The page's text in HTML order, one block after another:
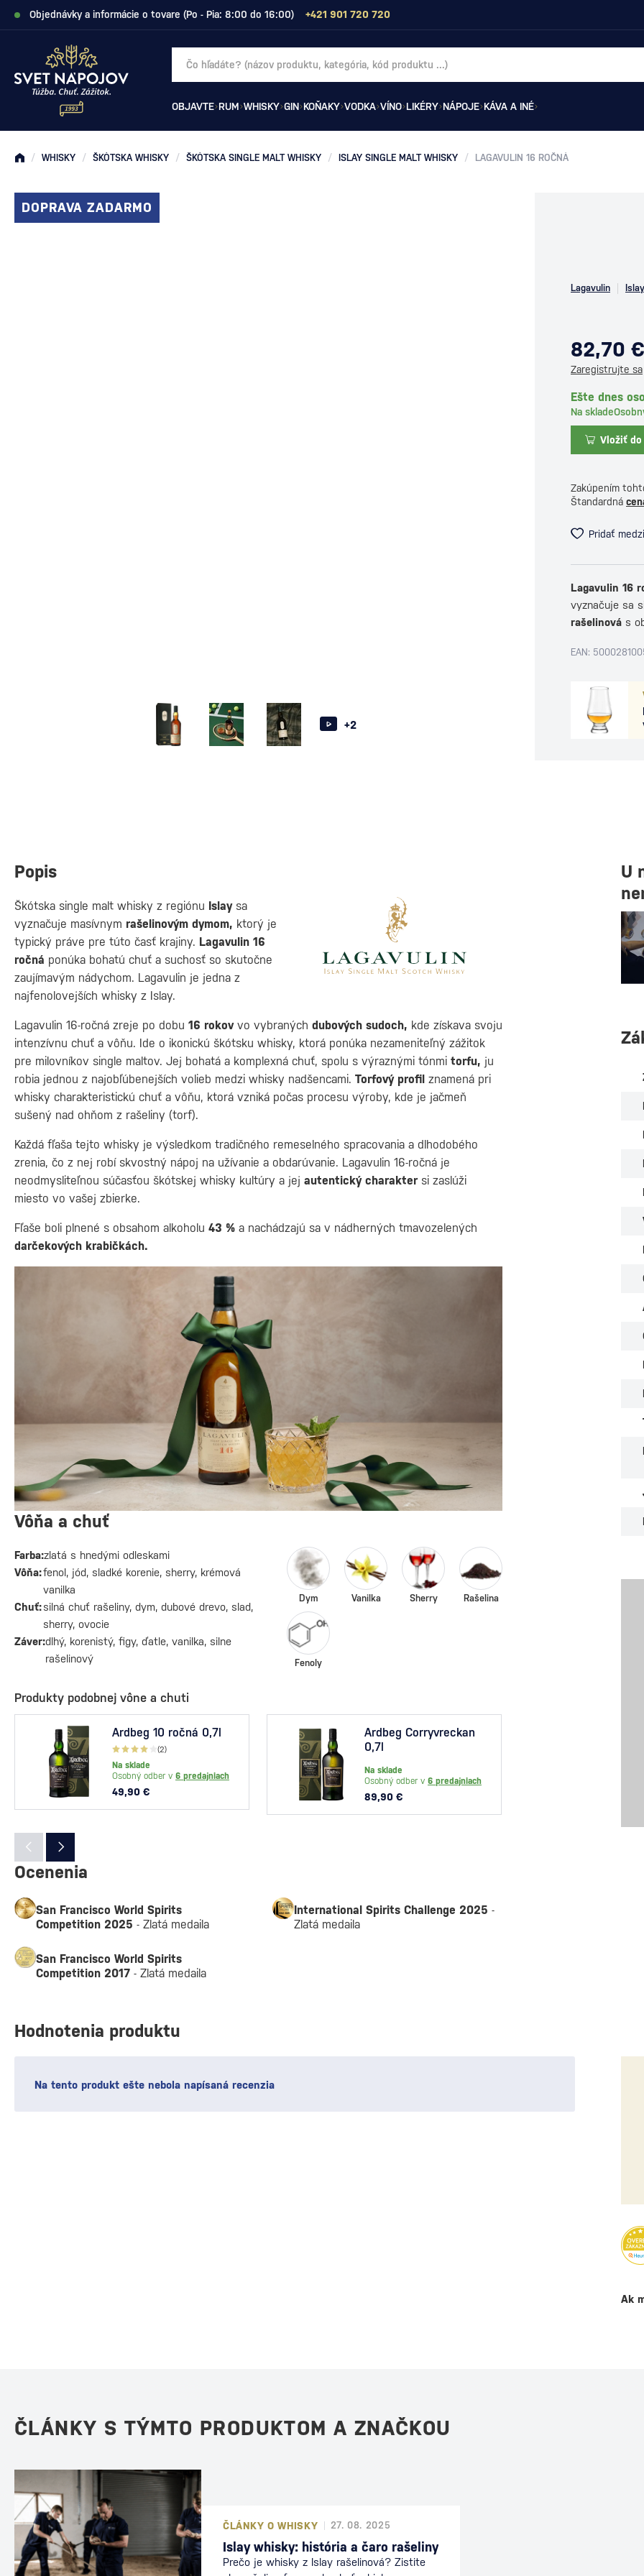
Objednávky a informácie o tovare (Po - Pia: 8:00 do 16:00) +421 901 720 720
OBJAVTE RUM WHISKY GIN KOŇAKY VODKA VÍNO LIKÉRY NÁPOJE KÁVA A INÉ
/ WHISKY / ŠKÓTSKA WHISKY / ŠKÓTSKA SINGLE MALT WHISKY / ISLAY SINGLE MALT WHISKY / LAGAVULIN 16 ROČNÁ
DOPRAVA ZADARMO
+2
Lagavulin
82,70 €
Zaregistrujte sa
Ešte dnes
Na sklade
Vložiť do
Zakúpením
Štandardná
Pridať
Lagavulin 16
vyznačuje sa
rašelinová s
EAN:
Popis
Škótska single malt whisky z regiónu Islaysa
vyznačuje masívnym rašelinovým dymom, ktorý je
typický práve pre túto časť krajiny. Lagavulin 16
ročná ponúka bohatú chuť a suchosť so skutočne
zaujímavým nádychom. Lagavulin je jedna z
najfenolovejších whisky z Islay.
Lagavulin 16-ročná zreje po dobu 16 rokovvo vybraných dubových sudoch, kde získava svoju
intenzívnu chuť a vôňu. Ide o ikonickú škótsku whisky, ktorá ponúka nezameniteľný zážitok
pre milovníkov single maltov. Jej bohatá a komplexná chuť, spolu s výraznými tónmi torfu, ju
robia jednou z najobľúbenejších volieb medzi whisky nadšencami. Torfový profil znamená pri
whisky charakteristickú chuť a vôňu, ktorá vzniká počas procesu výroby, kde je jačmeň
sušený nad ohňom z rašeliny (torf).
Každá fľaša tejto whisky je výsledkom tradičného remeselného spracovania a dlhodobého
zrenia, čo z nej robí skvostný nápoj na užívanie a obdarúvanie. Lagavulin 16-ročná je
neodmysliteľnou súčasťou škótskej whisky kultúry a jej autentický charakter si zaslúži
miesto vo vašej zbierke.
Fľaše boli plnené s obsahom alkoholu 43 % a nachádzajú sa v nádherných tmavozelených
darčekových krabičkách.
Vôňa a chuť
Farba:zlatá s hnedými odleskami
Vôňa:fenol, jód, sladké korenie, sherry, krémová
vanilka
Chuť:silná chuť rašeliny, dym, dubové drevo, slad,
sherry, ovocie
Záver:dlhý, korenistý, figy, ďatle, vanilka, silne
rašelinový
Dym Vanilka Sherry Rašelina
Fenoly
Produkty podobnej vône a chuti
Ardbeg 10 ročná 0,7l
(2)
Na sklade
Osobný odber v 6 predajniach
49,90 €
Ardbeg Corryvreckan
0,7l
Na sklade
Osobný odber v 6 predajniach
89,90 €
Ocenenia
San Francisco World Spirits
Competition 2025 - Zlatá medaila
International Spirits Challenge 2025 -
Zlatá medaila
San Francisco World Spirits
Competition 2017 - Zlatá medaila
U
Hodnotenia produktu
Na tento produkt ešte nebola napísaná recenzia
Ak
ČLÁNKY S TÝMTO PRODUKTOM A ZNAČKOU
ČLÁNKY O WHISKY 27. 08. 2025
Islay whisky: história a čaro rašeliny
Prečo je whisky z Islay rašelinová? Zistite